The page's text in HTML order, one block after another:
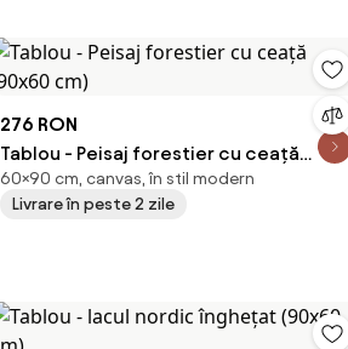
276 RON
Tablou - Peisaj forestier cu ceață
(90x60 cm)
60×90 cm, canvas, în stil modern
Livrare în peste 2 zile